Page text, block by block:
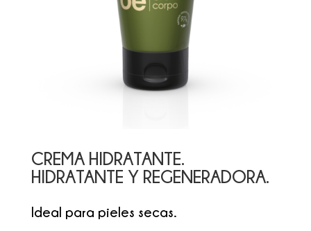
CREMA HIDRATANTE.
HIDRATANTE Y REGENERADORA.
Ideal para pieles secas.